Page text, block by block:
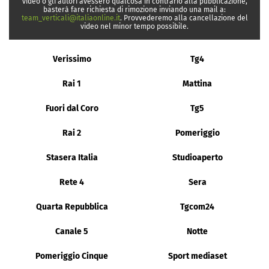
basterà fare richiesta di rimozione inviando una mail a:
team_verticali@italiaonline.it. Provvederemo alla cancellazione del
video nel minor tempo possibile.
Verissimo Tg4
Rai 1 Mattina
Fuori dal Coro Tg5
Rai 2 Pomeriggio
Stasera Italia Studioaperto
Rete 4 Sera
Quarta Repubblica Tgcom24
Canale 5 Notte
Pomeriggio Cinque Sport mediaset